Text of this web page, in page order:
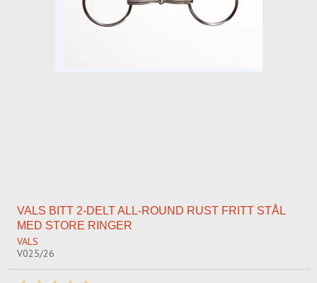
VALS BITT 2-DELT ALL-ROUND RUST FRITT STÅL
MED STORE RINGER
VALS
V025/26